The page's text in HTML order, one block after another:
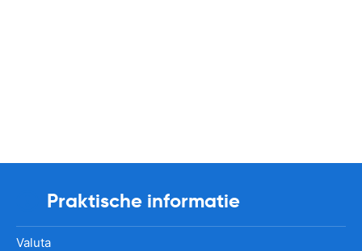
Praktische informatie
Valuta